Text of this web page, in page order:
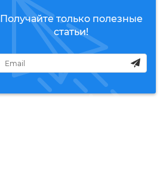
Получайте только полезные
статьи!